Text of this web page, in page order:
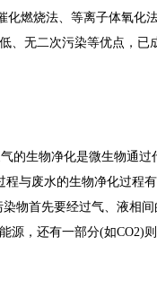
燃烧法、等离子体氧化
、无二次污染等优点，
的生物净化是微生物通
与废水的生物净化过程
物首先要经过气、液相
源，还有一部分(如CO2)